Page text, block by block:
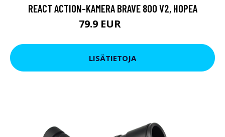
REACT ACTION-KAMERA BRAVE 800 V2, HOPEA
79.9 EUR
LISÄTIETOJA